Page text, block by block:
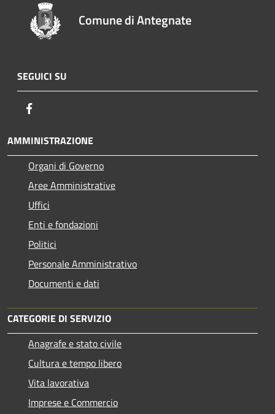
Comune di Antegnate
SEGUICI SU
AMMINISTRAZIONE
Organi di Governo
Aree Amministrative
Uffici
Enti e fondazioni
Politici
Personale Amministrativo
Documenti e dati
CATEGORIE DI SERVIZIO
Anagrafe e stato civile
Cultura e tempo libero
Vita lavorativa
Imprese e Commercio